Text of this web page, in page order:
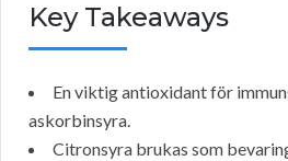
Key Takeaways
En viktig antioxidant för
askorbinsyra.
Citronsyra brukas som